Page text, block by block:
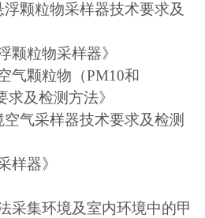
浮颗粒物采样器技术要求及
颗粒物采样器》
气颗粒物（PM10和
及检测方法》
空气采样器技术要求及检测
样器》
采集环境及室内环境中的甲